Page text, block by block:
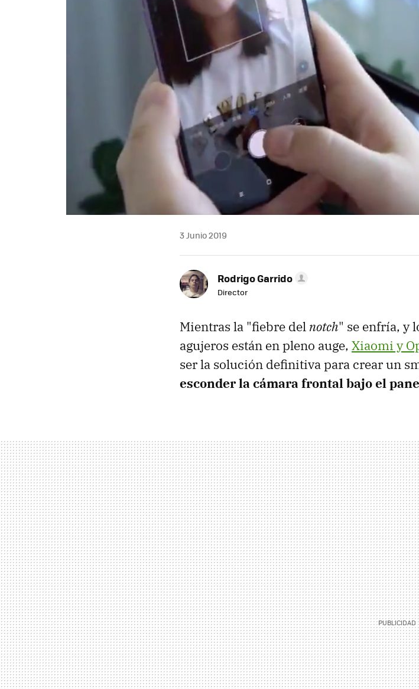
3 Junio 2019
Rodrigo Garrido
Director
Mientras la "fiebre del notch" se enfría, y
agujeros están en pleno auge, Xiaomi y
ser la solución definitiva para crear un
esconder la cámara frontal bajo el